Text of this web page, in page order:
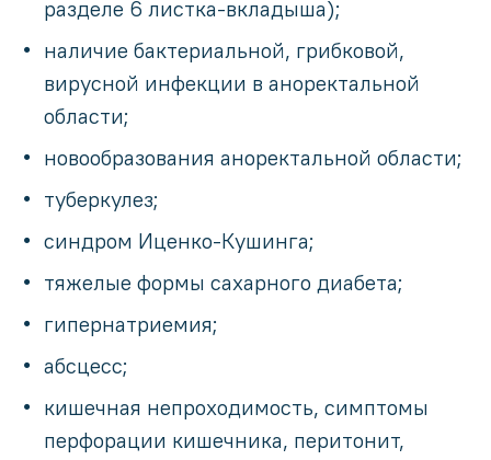
разделе 6 листка-вкладыша);
наличие бактериальной, грибковой,
вирусной инфекции в аноректальной
области;
новообразования аноректальной области;
туберкулез;
синдром Иценко-Кушинга;
тяжелые формы сахарного диабета;
гипернатриемия;
абсцесс;
кишечная непроходимость, симптомы
перфорации кишечника, перитонит,